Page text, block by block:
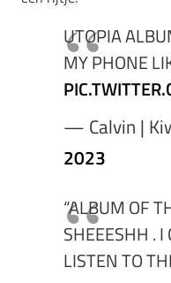
UTOPIA
MY PHONE
— Calvin |
2023
“ALBUM OF
SHEEESHH .
LISTEN TO